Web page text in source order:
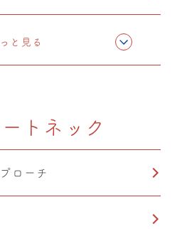
リリース）
と見る
トネック
ローチ